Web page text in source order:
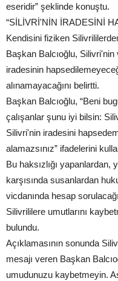
eseridir” şeklinde konuştu.
“SİLİVRİ'NİN İRADESİNİ
Kendisini fiziken
Başkan Balcıoğlu, Silivri'nin
iradesinin
alınamayacağını belirtti.
Başkan Balcıoğlu, “Beni
çalışanlar şunu iyi bilsin:
Silivri'nin iradesini
alamazsınız” ifadelerini
Bu haksızlığı yapanlardan,
karşısında susanlardan
vicdanında hesap
Silivrililere umutlarını
bulundu.
Açıklamasının sonunda
mesajı veren Başkan
umudunuzu kaybetmeyin.